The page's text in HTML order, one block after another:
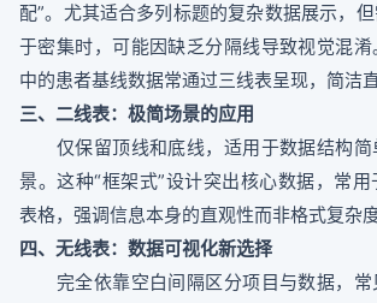
配”。尤其适合多列标题的复杂数据展示，
于密集时，可能因缺乏分隔线导致视觉混
中的患者基线数据常通过三线表呈现，简洁直
三、二线表：极简场景的应用
仅保留顶线和底线，适用于数据结构简
景。这种“框架式”设计突出核心数据，常
表格，强调信息本身的直观性而非格式复杂度
四、无线表：数据可视化新选择
完全依靠空白间隔区分项目与数据，常